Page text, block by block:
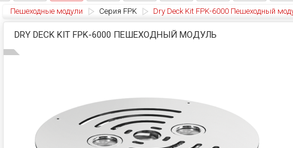
Пешеходные модули Серия FPK Dry Deck Kit FPK-6000 Пешеходный
DRY DECK KIT FPK-6000 ПЕШЕХОДНЫЙ МОДУЛЬ